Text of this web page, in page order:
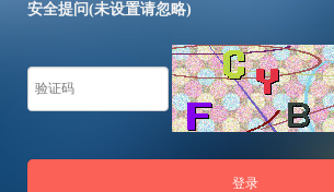
安全提问(未设置请忽略)
登录